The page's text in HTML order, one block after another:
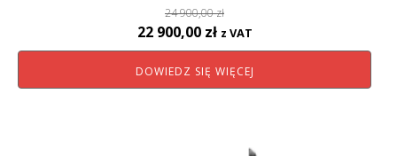
24 900,00zł
Pierwotna
cena
wynosiła:
22 900,00 złAktualna
cena
wynosi:
z VAT
DOWIEDZ SIĘ WIĘCEJ